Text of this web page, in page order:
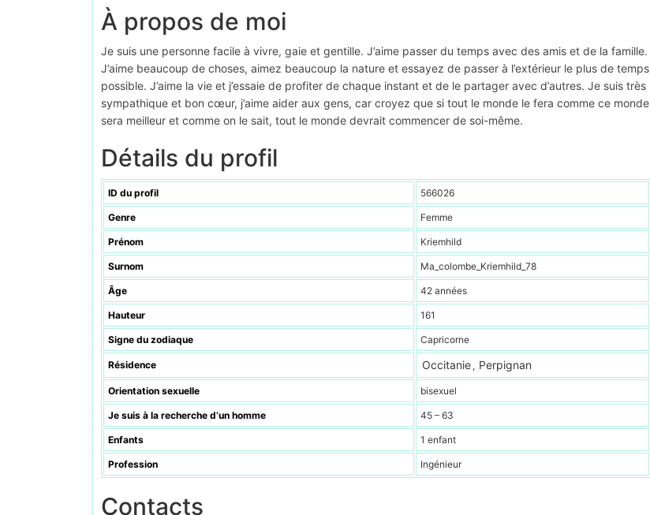
À propos de moi
Je suis une personne facile à vivre, gaie et gentille. J’aime passer du temps avec des amis et de la famille.
J’aime beaucoup de choses, aimez beaucoup la nature et essayez de passer à l’extérieur le plus de temps
possible. J’aime la vie et j’essaie de profiter de chaque instant et de le partager avec d’autres. Je suis très
sympathique et bon cœur, j’aime aider aux gens, car croyez que si tout le monde le fera comme ce monde
sera meilleur et comme on le sait, tout le monde devrait commencer de soi-même.
Détails du profil
ID du profil 566026
Genre Femme
Prénom Kriemhild
Surnom Ma_colombe_Kriemhild_78
Âge 42 années
Hauteur 161
Signe du zodiaque Capricorne
Résidence Occitanie , Perpignan
Orientation sexuelle bisexuel
Je suis à la recherche d’un homme 45 – 63
Enfants 1 enfant
Profession Ingénieur
Contacts